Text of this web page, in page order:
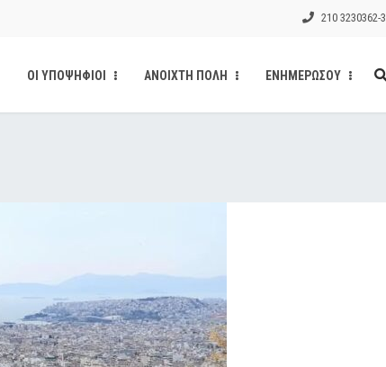
210 3230362-3
ΟΙ ΥΠΟΨΗΦΙΟΙ ΑΝΟΙΧΤΗ ΠΟΛΗ ΕΝΗΜΕΡΩΣΟΥ